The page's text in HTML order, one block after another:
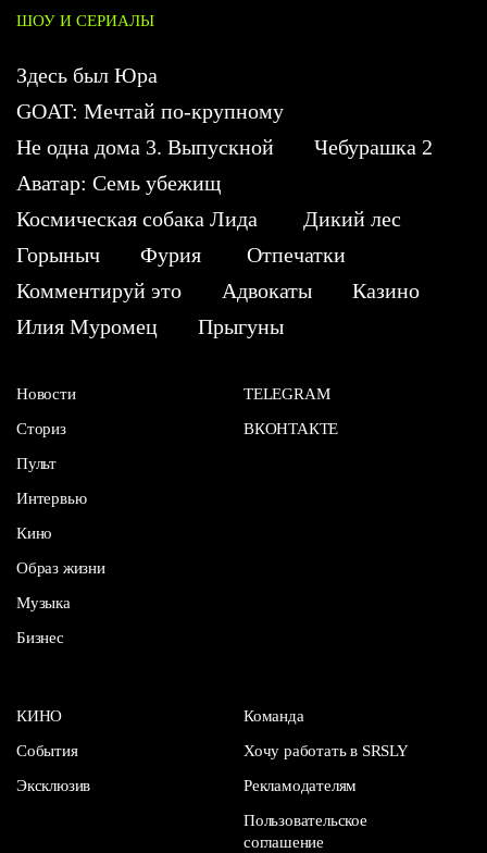
ШОУ И СЕРИАЛЫ
Здесь был Юра
GOAT: Мечтай по-крупному
Не одна дома 3. Выпускной
Чебурашка 2
Аватар: Семь убежищ
Космическая собака Лида
Дикий лес
Горыныч
Фурия
Отпечатки
Комментируй это
Адвокаты
Казино
Илия Муромец
Прыгуны
Новости
Сториз
Пульт
Интервью
Кино
Образ жизни
Музыка
Бизнес
TELEGRAM
ВКОНТАКТЕ
КИНО
События
Эксклюзив
Команда
Хочу работать в SRSLY
Рекламодателям
Пользовательское
соглашение